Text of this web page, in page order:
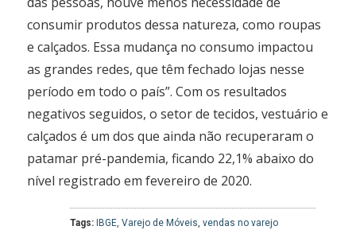
consumir produtos dessa natureza, como roupas
e calçados. Essa mudança no consumo impactou
as grandes redes, que têm fechado lojas nesse
período em todo o país”. Com os resultados
negativos seguidos, o setor de tecidos, vestuário e
calçados é um dos que ainda não recuperaram o
patamar pré-pandemia, ficando 22,1% abaixo do
nível registrado em fevereiro de 2020.
Tags: IBGE, Varejo de Móveis, vendas no varejo